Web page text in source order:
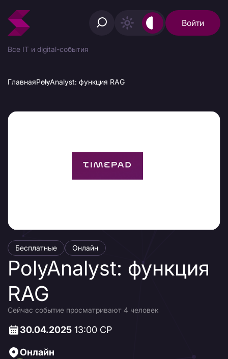
Войти
Все IT и digital-события
ГлавнаяPolyAnalyst: функция RAG
Бесплатные Онлайн
PolyAnalyst: функция
RAG
Сейчас событие просматривают 4 человек
30.04.2025 13:00 СР
Онлайн